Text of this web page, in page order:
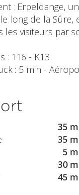
: Erpeldange,
long de la
les visiteurs par
: 116 - K13
: 5 min -
35
35
5
30
45